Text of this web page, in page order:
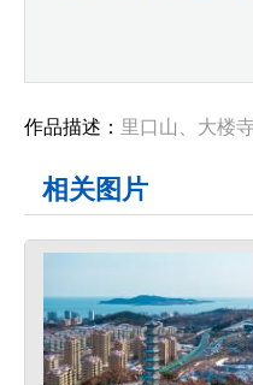
作品描述： 里口山、大楼
相关图片